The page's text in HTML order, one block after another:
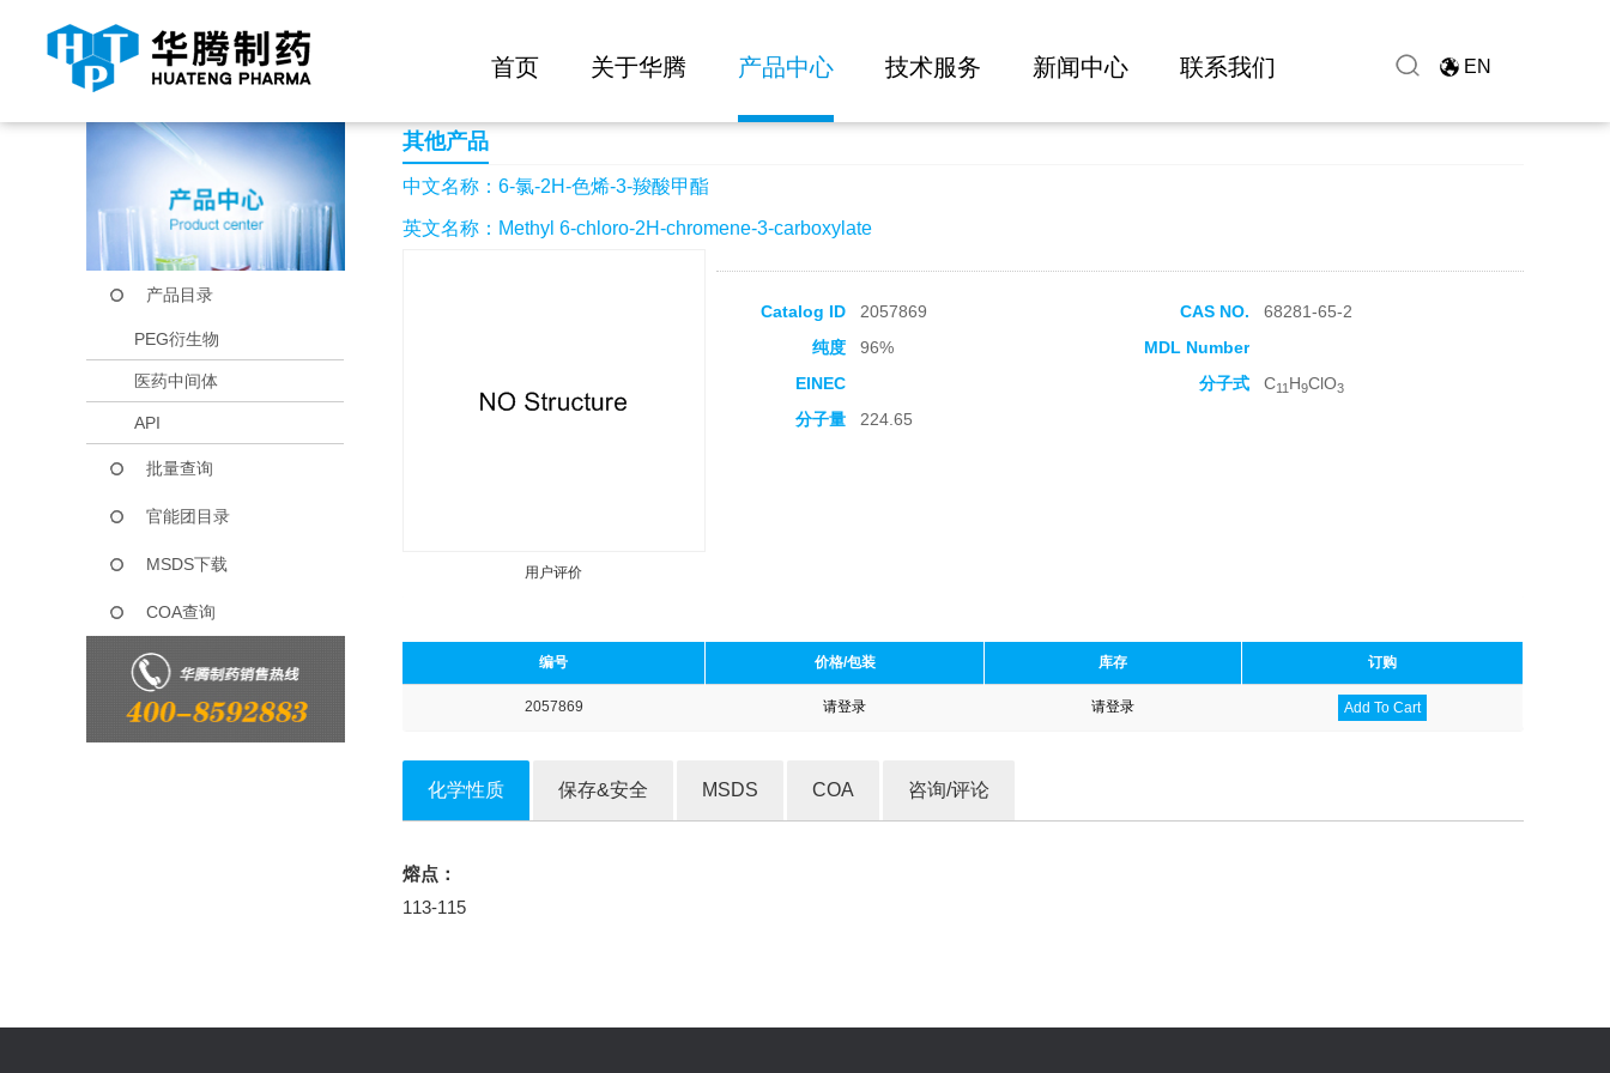
首页 关于华腾 产品中心 技术服务 新闻中心 联系我们 EN
当前位置： 首页 产品中心 6-氯-2H-色烯-3-羧酸甲酯
产品目录
PEG衍生物
医药中间体
API
批量查询
官能团目录
MSDS下载
COA查询
其他产品
中文名称：6-氯-2H-色烯-3-羧酸甲酯
英文名称：Methyl 6-chloro-2H-chromene-3-carboxylate
用户评价
Catalog ID 2057869 CAS NO.
68281-65-2
纯度
96%
MDL Number
EINEC
分子式 C11 H9ClO3
分子量 224.65
编号 价格/包装 库存 订购
2057869 请登录 请登录 Add To Cart
化学性质 保存&安全 MSDS COA 咨询/评论
熔点：
113-115